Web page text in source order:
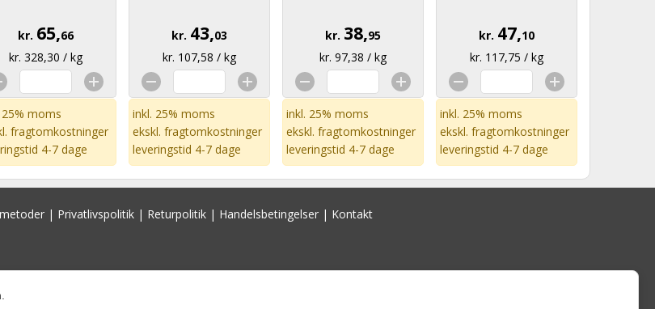
kr. 65,66
kr. 328,30 / kg
moms
fragtomkostninger
4-7 dage
kr. 43,03
kr. 107,58 / kg
inkl. 25% moms
ekskl. fragtomkostninger
leveringstid 4-7 dage
kr. 38,95
kr. 97,38 / kg
inkl. 25% moms
ekskl. fragtomkostninger
leveringstid 4-7 dage
kr. 47,10
kr. 117,75 / kg
inkl. 25% moms
ekskl. fragtomkostninger
leveringstid 4-7 dage
| Privatlivspolitik | Returpolitik | Handelsbetingelser | Kontakt